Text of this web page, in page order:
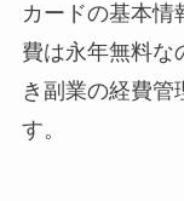
カードの基本情
費は永年無料な
き副業の経費管
す。